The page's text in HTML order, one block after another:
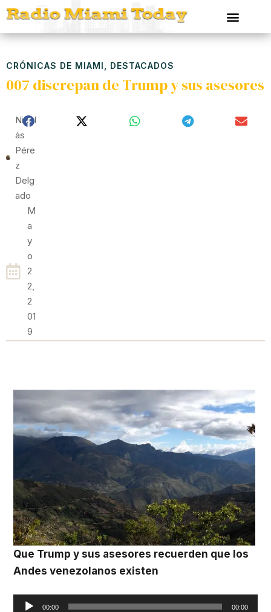
CRÓNICAS DE MIAMI DESTACADOS
007 discrepan de Trump y sus asesores
Nicol
Ás
Pére
Z
Delg
Ado
M
A
Y
O
2
2,
2
01
9
Que Trump y sus asesores recuerden que los
Andes venezolanos existen
Reproductor
00:00 00:00